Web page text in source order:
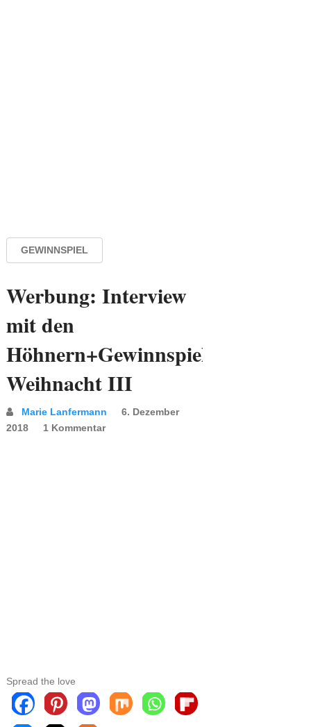
GEWINNSPIEL
Werbung: Interview
mit den
Höhnern+Gewinnspiel:
Weihnacht III
Marie Lanfermann
6. Dezember
2018
1 Kommentar
Spread the love